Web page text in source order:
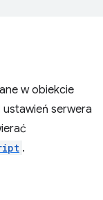
w obiekcie
ustawień serwera
.